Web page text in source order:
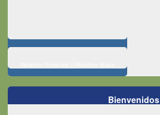
Bienvenidos